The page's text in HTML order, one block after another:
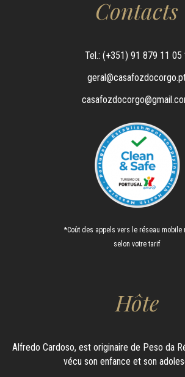
Contacts
Tel.: (+351) 91 879 11 05
*Coût des appels vers le réseau mobile
selon votre tarif
Hôte
Alfredo Cardoso, est originaire de Peso da
vécu son enfance et son